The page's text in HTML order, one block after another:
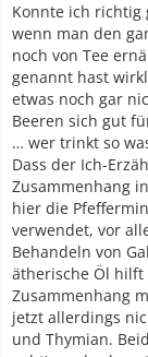
Konnte ich richtig
wenn man den
noch von Tee
genannt hast
etwas noch gar
Beeren sich gut
… wer trinkt so
Dass der Ich-
Zusammenhang
hier die
verwendet, vor
Behandeln von
ätherische Öl hilft
Zusammenhang
jetzt allerdings
und Thymian.